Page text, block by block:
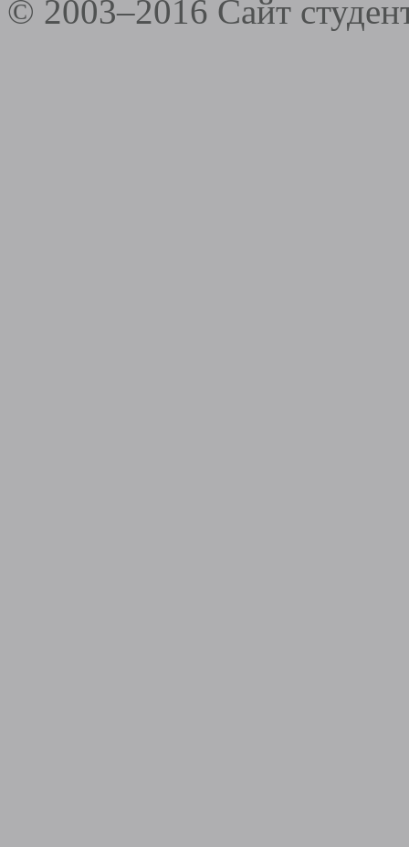
© 2003–2016 Сайт